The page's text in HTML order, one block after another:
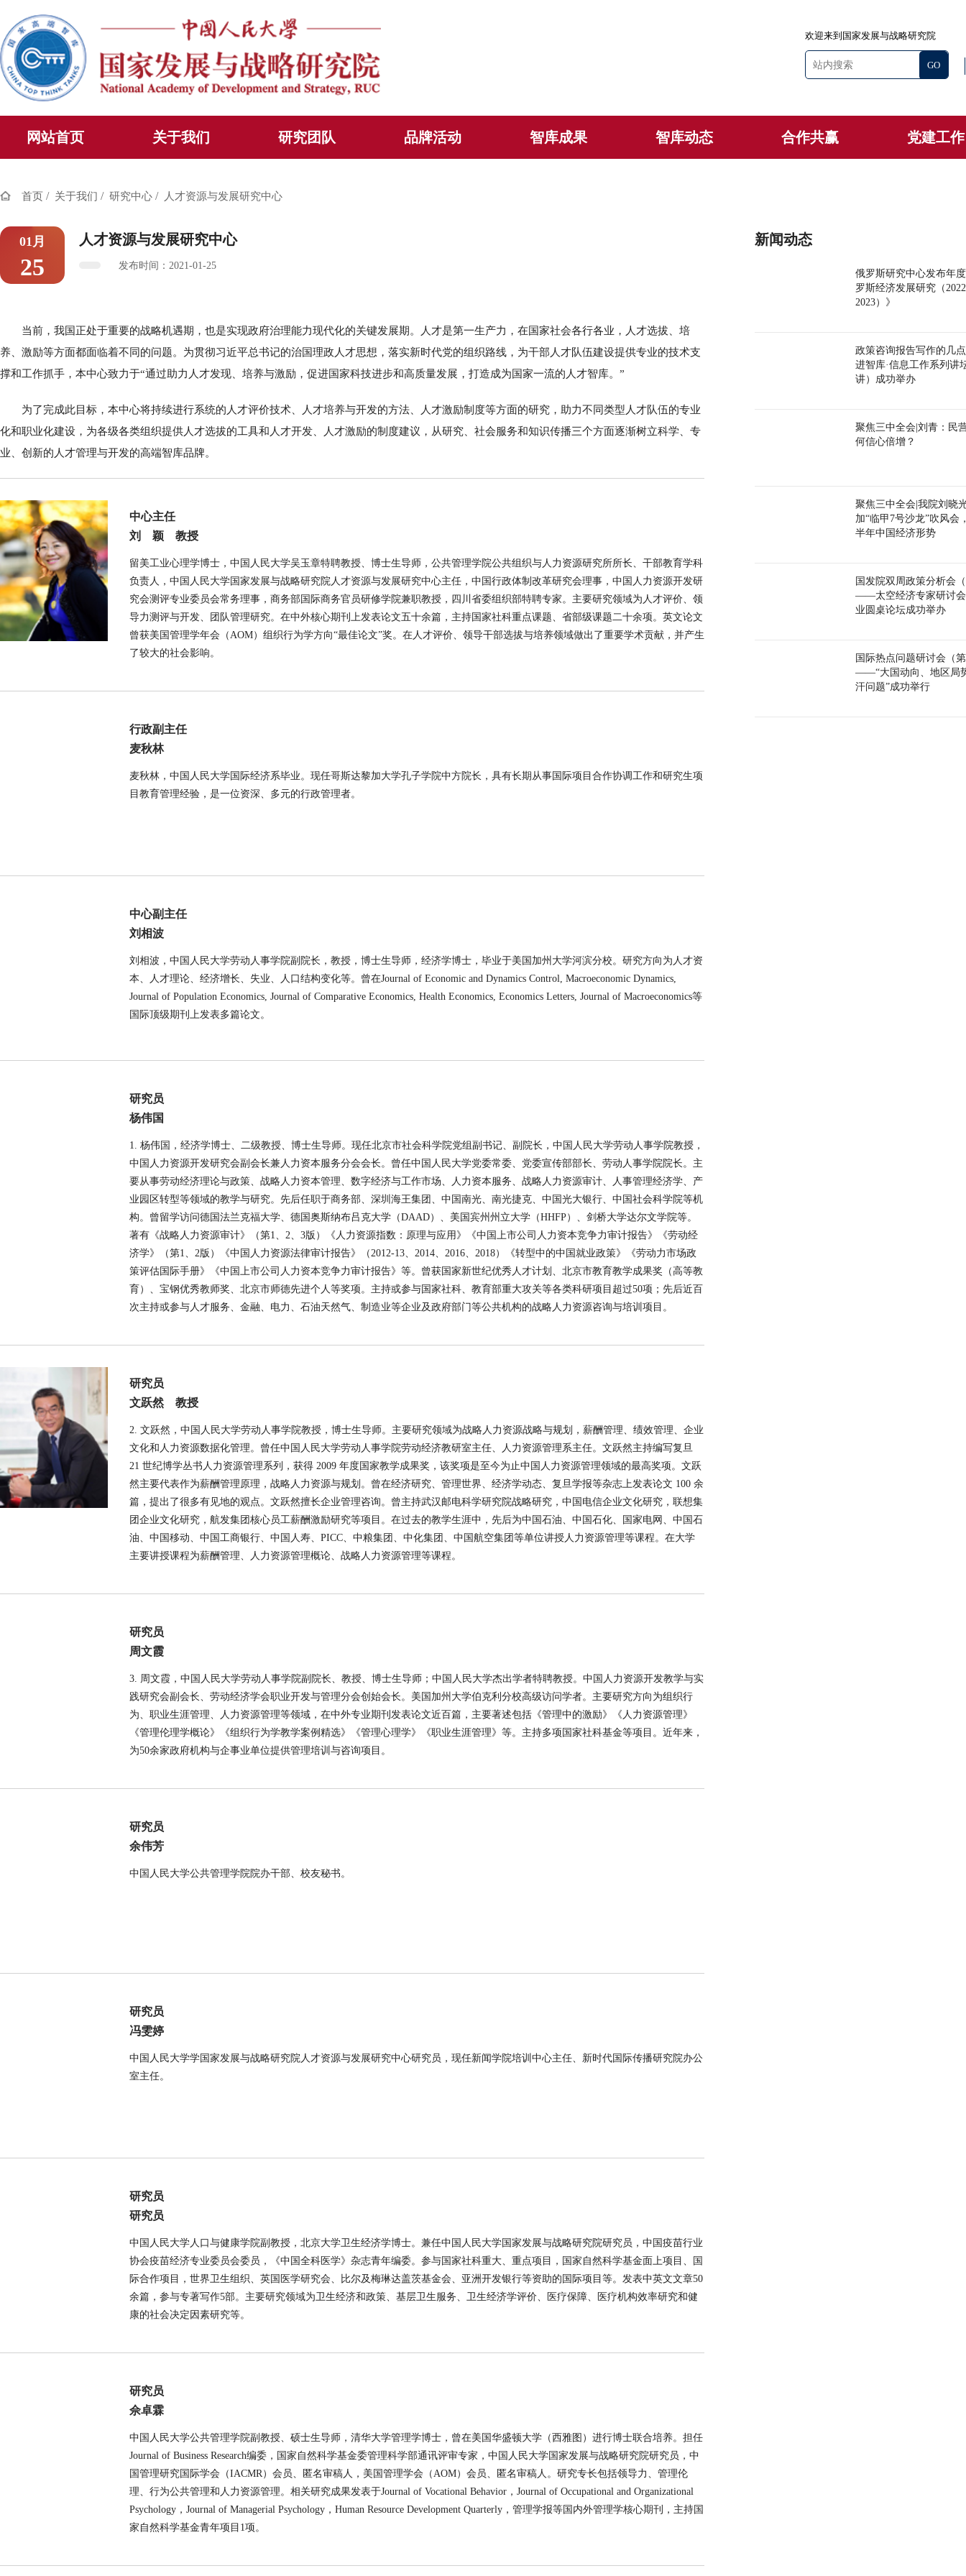
欢迎来到国家发展与战略研究院
网站首页 关于我们 研究团队 品牌活动 智库成果 智库动态 合作共赢 党建工作
首页 / 关于我们 / 研究中心 / 人才资源与发展研究中心
01月
25
人才资源与发展研究中心
发布时间：2021-01-25
当前，我国正处于重要的战略机遇期，也是实现政府治理能力现代化的关键发展期。人才是第一生产力，在国家社会各行各业，人才选拔、培
养、激励等方面都面临着不同的问题。为贯彻习近平总书记的治国理政人才思想，落实新时代党的组织路线，为干部人才队伍建设提供专业的技术支
撑和工作抓手，本中心致力于“通过助力人才发现、培养与激励，促进国家科技进步和高质量发展，打造成为国家一流的人才智库。”
为了完成此目标，本中心将持续进行系统的人才评价技术、人才培养与开发的方法、人才激励制度等方面的研究，助力不同类型人才队伍的专业
化和职业化建设，为各级各类组织提供人才选拔的工具和人才开发、人才激励的制度建议，从研究、社会服务和知识传播三个方面逐渐树立科学、专
业、创新的人才管理与开发的高端智库品牌。
中心主任
刘 颖 教授
留美工业心理学博士，中国人民大学吴玉章特聘教授、博士生导师，公共管理学院公共组织与人力资源研究所所长、干部教育学科
负责人，中国人民大学国家发展与战略研究院人才资源与发展研究中心主任，中国行政体制改革研究会理事，中国人力资源开发研
究会测评专业委员会常务理事，商务部国际商务官员研修学院兼职教授，四川省委组织部特聘专家。主要研究领域为人才评价、领
导力测评与开发、团队管理研究。在中外核心期刊上发表论文五十余篇，主持国家社科重点课题、省部级课题二十余项。英文论文
曾获美国管理学年会（AOM）组织行为学方向“最佳论文”奖。在人才评价、领导干部选拔与培养领域做出了重要学术贡献，并产生
了较大的社会影响。
行政副主任
麦秋林
麦秋林，中国人民大学国际经济系毕业。现任哥斯达黎加大学孔子学院中方院长，具有长期从事国际项目合作协调工作和研究生项
目教育管理经验，是一位资深、多元的行政管理者。
中心副主任
刘相波
刘相波，中国人民大学劳动人事学院副院长，教授，博士生导师，经济学博士，毕业于美国加州大学河滨分校。研究方向为人才资
本、人才理论、经济增长、失业、人口结构变化等。曾在Journal of Economic and Dynamics Control, Macroeconomic Dynamics,
Journal of Population Economics, Journal of Comparative Economics, Health Economics, Economics Letters, Journal of Macroeconomics等
国际顶级期刊上发表多篇论文。
研究员
杨伟国
1. 杨伟国，经济学博士、二级教授、博士生导师。现任北京市社会科学院党组副书记、副院长，中国人民大学劳动人事学院教授，
中国人力资源开发研究会副会长兼人力资本服务分会会长。曾任中国人民大学党委常委、党委宣传部部长、劳动人事学院院长。主
要从事劳动经济理论与政策、战略人力资本管理、数字经济与工作市场、人力资本服务、战略人力资源审计、人事管理经济学、产
业园区转型等领域的教学与研究。先后任职于商务部、深圳海王集团、中国南光、南光捷克、中国光大银行、中国社会科学院等机
构。曾留学访问德国法兰克福大学、德国奥斯纳布吕克大学（DAAD）、美国宾州州立大学（HHFP）、剑桥大学达尔文学院等。
著有《战略人力资源审计》（第1、2、3版）《人力资源指数：原理与应用》《中国上市公司人力资本竞争力审计报告》《劳动经
济学》（第1、2版）《中国人力资源法律审计报告》（2012-13、2014、2016、2018）《转型中的中国就业政策》《劳动力市场政
策评估国际手册》《中国上市公司人力资本竞争力审计报告》等。曾获国家新世纪优秀人才计划、北京市教育教学成果奖（高等教
育）、宝钢优秀教师奖、北京市师德先进个人等奖项。主持或参与国家社科、教育部重大攻关等各类科研项目超过50项；先后近百
次主持或参与人才服务、金融、电力、石油天然气、制造业等企业及政府部门等公共机构的战略人力资源咨询与培训项目。
研究员
文跃然 教授
2. 文跃然，中国人民大学劳动人事学院教授，博士生导师。主要研究领域为战略人力资源战略与规划，薪酬管理、绩效管理、企业
文化和人力资源数据化管理。曾任中国人民大学劳动人事学院劳动经济教研室主任、人力资源管理系主任。文跃然主持编写复旦
21 世纪博学丛书人力资源管理系列，获得 2009 年度国家教学成果奖，该奖项是至今为止中国人力资源管理领域的最高奖项。文跃
然主要代表作为薪酬管理原理，战略人力资源与规划。曾在经济研究、管理世界、经济学动态、复旦学报等杂志上发表论文 100 余
篇，提出了很多有见地的观点。文跃然擅长企业管理咨询。曾主持武汉邮电科学研究院战略研究，中国电信企业文化研究，联想集
团企业文化研究，航发集团核心员工薪酬激励研究等项目。在过去的教学生涯中，先后为中国石油、中国石化、国家电网、中国石
油、中国移动、中国工商银行、中国人寿、PICC、中粮集团、中化集团、中国航空集团等单位讲授人力资源管理等课程。在大学
主要讲授课程为薪酬管理、人力资源管理概论、战略人力资源管理等课程。
研究员
周文霞
3. 周文霞，中国人民大学劳动人事学院副院长、教授、博士生导师；中国人民大学杰出学者特聘教授。中国人力资源开发教学与实
践研究会副会长、劳动经济学会职业开发与管理分会创始会长。美国加州大学伯克利分校高级访问学者。主要研究方向为组织行
为、职业生涯管理、人力资源管理等领域，在中外专业期刊发表论文近百篇，主要著述包括《管理中的激励》《人力资源管理》
《管理伦理学概论》《组织行为学教学案例精选》《管理心理学》《职业生涯管理》等。主持多项国家社科基金等项目。近年来，
为50余家政府机构与企事业单位提供管理培训与咨询项目。
研究员
余伟芳
中国人民大学公共管理学院院办干部、校友秘书。
研究员
冯雯婷
中国人民大学学国家发展与战略研究院人才资源与发展研究中心研究员，现任新闻学院培训中心主任、新时代国际传播研究院办公
室主任。
研究员
研究员
中国人民大学人口与健康学院副教授，北京大学卫生经济学博士。兼任中国人民大学国家发展与战略研究院研究员，中国疫苗行业
协会疫苗经济专业委员会委员，《中国全科医学》杂志青年编委。参与国家社科重大、重点项目，国家自然科学基金面上项目、国
际合作项目，世界卫生组织、英国医学研究会、比尔及梅琳达盖茨基金会、亚洲开发银行等资助的国际项目等。发表中英文文章50
余篇，参与专著写作5部。主要研究领域为卫生经济和政策、基层卫生服务、卫生经济学评价、医疗保障、医疗机构效率研究和健
康的社会决定因素研究等。
研究员
佘卓霖
中国人民大学公共管理学院副教授、硕士生导师，清华大学管理学博士，曾在美国华盛顿大学（西雅图）进行博士联合培养。担任
Journal of Business Research编委，国家自然科学基金委管理科学部通讯评审专家，中国人民大学国家发展与战略研究院研究员，中
国管理研究国际学会（IACMR）会员、匿名审稿人，美国管理学会（AOM）会员、匿名审稿人。研究专长包括领导力、管理伦
理、行为公共管理和人力资源管理。相关研究成果发表于Journal of Vocational Behavior，Journal of Occupational and Organizational
Psychology，Journal of Managerial Psychology，Human Resource Development Quarterly，管理学报等国内外管理学核心期刊，主持国
家自然科学基金青年项目1项。
新闻动态
俄罗斯研究中心发布年
罗斯经济发展研究（
2023）》
政策咨询报告写作的几
进智库·信息工作系列讲
讲）成功举办
聚焦三中全会|刘青：民
何信心倍增？
聚焦三中全会|我院刘晓
加“临甲7号沙龙”吹风会
半年中国经济形势
国发院双周政策分析会
——太空经济专家研讨会
业圆桌论坛成功举办
国际热点问题研讨会（
——“大国动向、地区局
汗问题”成功举行